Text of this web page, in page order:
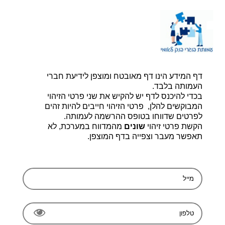
דף הבית |יצירת קשר |
דף המידע הינו דף מאובטח ומוצפן לידיעת חברי
העמותה בלבד.
בכדי להיכנס לדף יש להקיש את שני פרטי הזיהוי
המבוקשים להלן, פרטי הזיהוי חייבים להיות זהים
לפרטים שדווחו בטופס ההרשמה לעמותה.
הקשת פרטי זיהוי שונים מהמדווח במערכת, לא
תאפשר מעבר וצפייה בדף המוצפן.
עמותת בוגרי בנק לאומי, ע.ר 580014348